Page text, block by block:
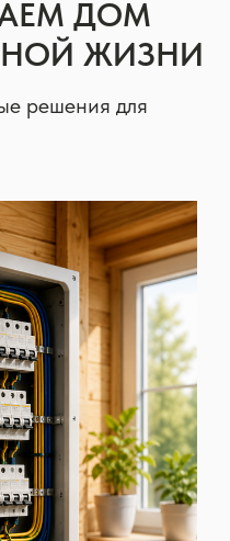
ДОМ
ЖИЗНИ
решения для